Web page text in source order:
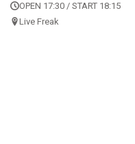
OPEN 17:30 / START 18:15
Live Freak